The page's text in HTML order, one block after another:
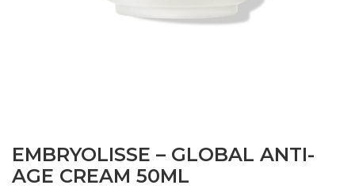
EMBRYOLISSE – GLOBAL ANTI-
AGE CREAM 50ML